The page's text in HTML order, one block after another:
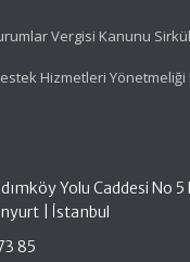
Vergisi Kanunu
Hizmetleri Yönetmeliği
Yolu Caddesi No
| İstanbul
85